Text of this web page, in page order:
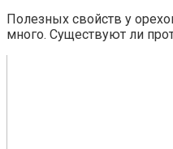
Полезных свойств у
много. Существуют ли